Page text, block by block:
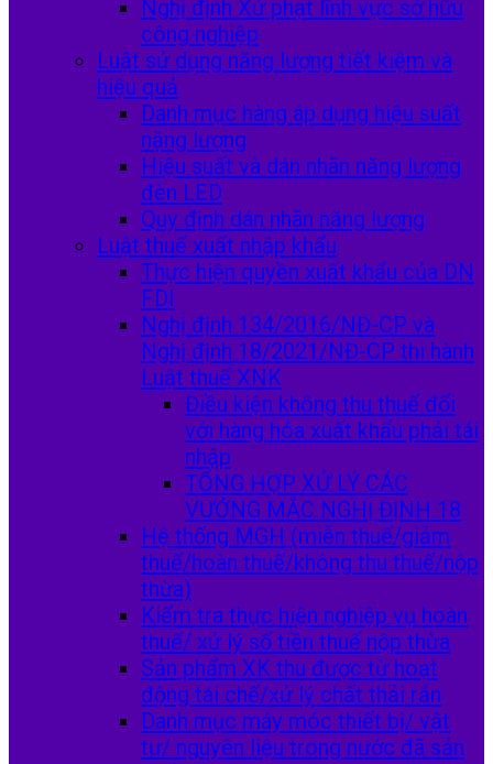
Nghị định Xử phạt lĩnh vực sở hữu
công nghiệp
Luật sử dụng năng lượng tiết kiệm và
hiệu quả
Danh mục hàng áp dụng hiệu suất
nặng lượng
Hiệu suất và dán nhãn năng lượng
đèn LED
Quy định dán nhãn năng lượng
Luật thuế xuất nhập khẩu
Thực hiện quyền xuất khẩu của DN
FDI
Nghị định 134/2016/NĐ-CP và
Nghị định 18/2021/NĐ-CP thi hành
Luật thuế XNK
Điều kiện không thu thuế đối
với hàng hóa xuất khẩu phải tái
nhập
TỔNG HỢP XỬ LÝ CÁC
VƯỚNG MẮC NGHỊ ĐỊNH 18
Hệ thống MGH (miễn thuế/giảm
thuế/hoàn thuế/không thu thuế/nộp
thừa)
Kiểm tra thực hiện nghiệp vụ hoàn
thuế/ xử lý số tiền thuế nộp thừa
Sản phẩm XK thu được từ hoạt
động tái chế/xử lý chất thải rắn
Danh mục máy móc thiết bị/ vật
tư/ nguyên liệu trong nước đã sản